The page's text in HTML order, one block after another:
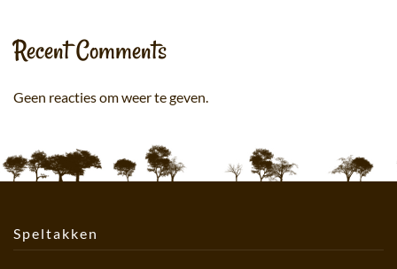
Recent Comments
Geen reacties om weer te geven.
Speltakken